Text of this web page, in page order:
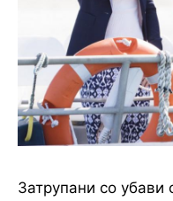
Затрупани со убави